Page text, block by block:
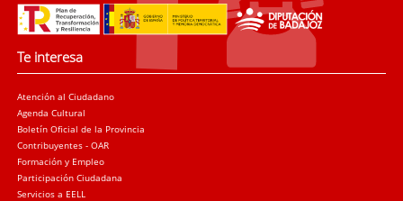
Te interesa
Atención al Ciudadano
Agenda Cultural
Boletín Oficial de la Provincia
Contribuyentes - OAR
Formación y Empleo
Participación Ciudadana
Servicios a EELL